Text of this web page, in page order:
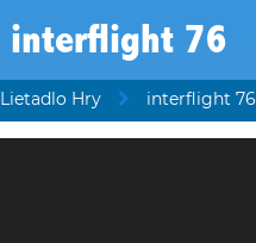
interflight 76
Lietadlo Hry interflight 76